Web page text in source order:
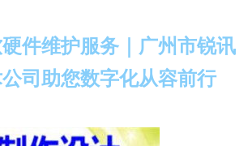
件维护服务｜广州市锐讯
司助您数字化从容前行